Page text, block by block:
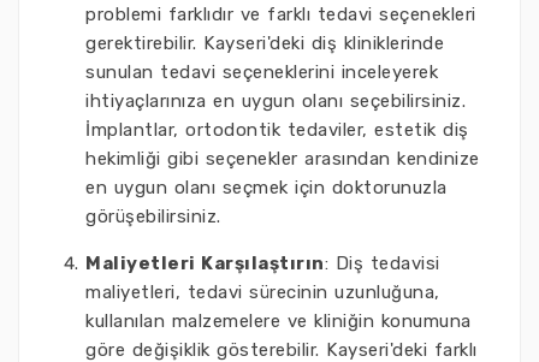
problemi farklıdır ve farklı tedavi seçenekleri
gerektirebilir. Kayseri'deki diş kliniklerinde
sunulan tedavi seçeneklerini inceleyerek
ihtiyaçlarınıza en uygun olanı seçebilirsiniz.
İmplantlar, ortodontik tedaviler, estetik diş
hekimliği gibi seçenekler arasından kendinize
en uygun olanı seçmek için doktorunuzla
görüşebilirsiniz.
Maliyetleri Karşılaştırın: Diş tedavisi
maliyetleri, tedavi sürecinin uzunluğuna,
kullanılan malzemelere ve kliniğin konumuna
göre değişiklik gösterebilir. Kayseri'deki farklı